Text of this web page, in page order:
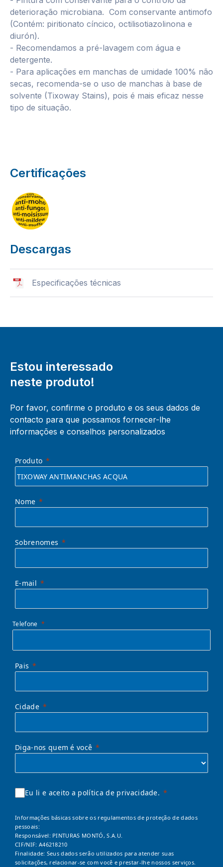
deterioração microbiana. Com conservante antimofo
(Contém: piritionato cíncico, octilisotiazolinona e
diurón).
- Recomendamos a pré-lavagem com água e
detergente.
- Para aplicações em manchas de umidade 100% não
secas, recomenda-se o uso de manchas à base de
solvente (Tixoway Stains), pois é mais eficaz nesse
tipo de situação.
Certificações
Descargas
Especificações técnicas
Estou interessado
neste produto!
Por favor, confirme o produto e os seus dados de
contacto para que possamos fornecer-lhe
informações e conselhos personalizados
Produto
Nome
Sobrenomes
E-mail
Telefone
Pais
Cidade
Diga-nos quem é você
Eu li e aceito a política de privacidade.
Informações básicas sobre os regulamentos de proteção de dados
pessoais:
Responsável: PINTURAS MONTÓ, S.A.U.
CIF/NIF: A46218210
Finalidade: Seus dados serão utilizados para atender suas
solicitações, relacionar-se com você e prestar-lhe nossos serviços.